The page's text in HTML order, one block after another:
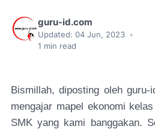
guru-id.com
Updated: 04 Jun, 2023 •
1 min read
Bismillah, diposting oleh
mengajar mapel ekonomi
SMK yang kami banggakan.